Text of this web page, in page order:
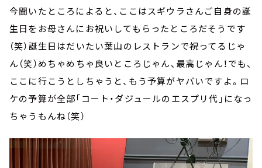
今聞いたところによると、ここはスギウラさんご自身の誕
生日をお母さんにお祝いしてもらったところだそうです
（笑）誕生日はだいたい葉山のレストランで祝ってるじゃ
ん（笑）めちゃめちゃ良いところじゃん、最高じゃん！でも、
ここに行こうとしちゃうと、もう予算がヤバいですよ。ロ
ケの予算が全部「コート・ダジュールのエスプリ代」になっ
ちゃうもんね（笑）